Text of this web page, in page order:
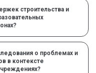
строительства и
о проблемах и
в контексте